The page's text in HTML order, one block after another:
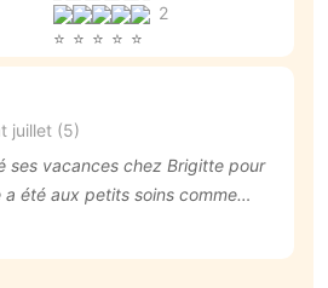
2
juillet (5)
ses vacances chez Brigitte pour
été aux petits soins comme
aussi reçu des photos